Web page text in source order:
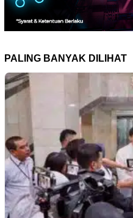
PALING BANYAK DILIHAT